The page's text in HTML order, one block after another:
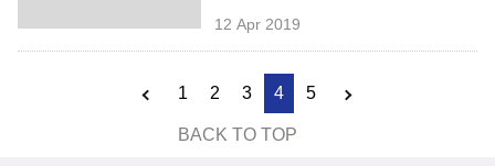
12 Apr 2019
1 2 3 4 5
BACK TO TOP